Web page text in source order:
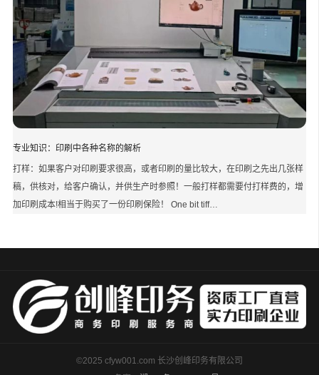
专业知识：印刷中各种名称的解析
打样：如果客户对印刷要求很高，或者印刷的量比较大，在印刷之先出几张样
稿，供核对，给客户确认，并供生产时参照！一般打样都需要付打样费的，增
加印刷成本!相当于购买了一份印刷保险！ One bit tiff…
©2025 cfyw001.com 长沙创峰印务有限公司